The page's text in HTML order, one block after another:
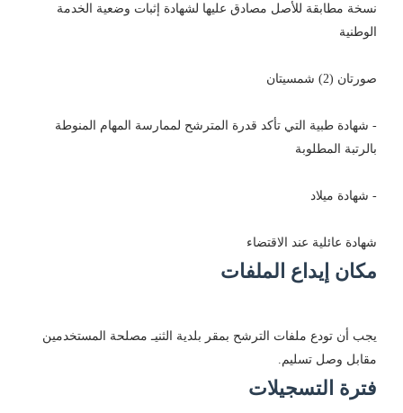
نسخة مطابقة للأصل مصادق عليها لشهادة إثبات وضعية الخدمة
الوطنية
صورتان (2) شمسیتان
- شهادة طبية التي تأكد قدرة المترشح لممارسة المهام المنوطة
بالرتبة المطلوبة
- شهادة ميلاد
شهادة عائلية عند الاقتضاء
مكان إيداع الملفات
يجب أن تودع ملفات الترشح بمقر بلدية الثنيـ مصلحة المستخدمين
مقابل وصل تسليم.
فترة التسجيلات